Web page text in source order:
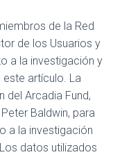
de la Red
de los Usuarios y
a la investigación y
artículo. La
del Arcadia Fund,
Baldwin, para
a la investigación
datos utilizados